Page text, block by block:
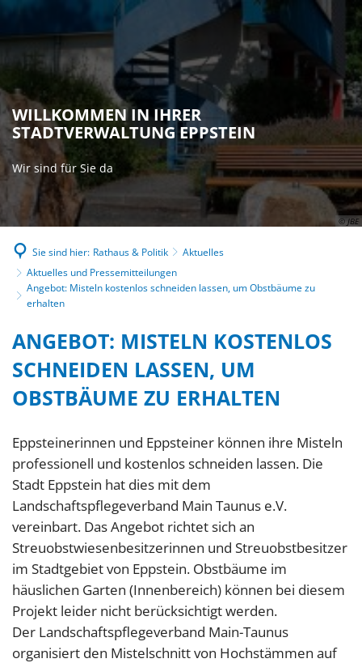
© JBE
WILLKOMMEN IN IHRER
STADTVERWALTUNG EPPSTEIN
Wir sind für Sie da
Sie sind hier: Rathaus & Politik
Aktuelles
Aktuelles und Pressemitteilungen
Angebot: Misteln kostenlos schneiden lassen, um Obstbäume zu
erhalten
ANGEBOT: MISTELN KOSTENLOS
SCHNEIDEN LASSEN, UM
OBSTBÄUME ZU ERHALTEN
Eppsteinerinnen und Eppsteiner können ihre Misteln
professionell und kostenlos schneiden lassen. Die
Stadt Eppstein hat dies mit dem
Landschaftspflegeverband Main Taunus e.V.
vereinbart. Das Angebot richtet sich an
Streuobstwiesenbesitzerinnen und Streuobstbesitzer
im Stadtgebiet von Eppstein. Obstbäume im
häuslichen Garten (Innenbereich) können bei diesem
Projekt leider nicht berücksichtigt werden.
Der Landschaftspflegeverband Main-Taunus
organisiert den Mistelschnitt von Hochstämmen auf